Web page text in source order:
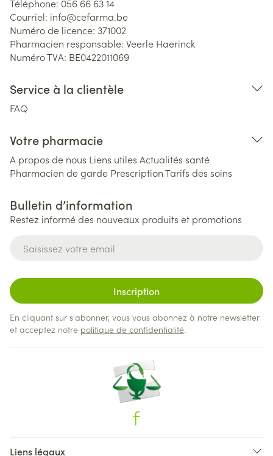
Téléphone: 056 66 63 14
Courriel: info@cefarma.be
Numéro de licence: 371002
Pharmacien responsable: Veerle Haerinck
Numéro TVA: BE0422011069
Service à la clientèle
FAQ
Votre pharmacie
A propos de nous Liens utiles Actualités santé
Pharmacien de garde PrescriptionTarifs des soins
Bulletin d’information
Restez informé des nouveaux produits et promotions
Inscription
En cliquant sur s'abonner, vous vous abonnez à notre newsletter
et acceptez notre politique de confidentialité.
Liens légaux